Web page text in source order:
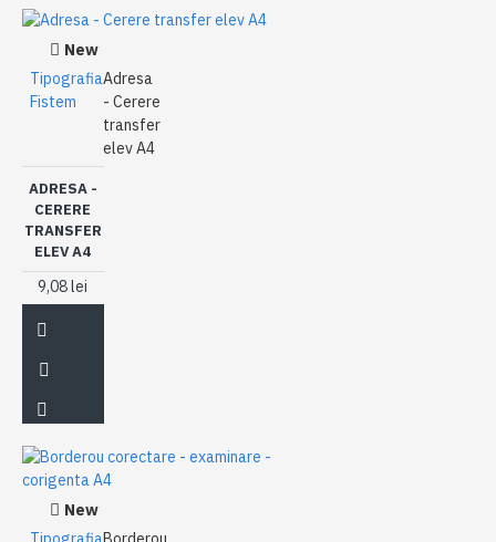
New
Tipografia
Fistem
Adresa
- Cerere
transfer
elev A4
ADRESA -
CERERE
TRANSFER
ELEV A4
9,08 lei
New